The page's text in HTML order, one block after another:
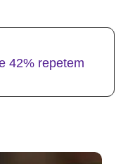
42% repetem